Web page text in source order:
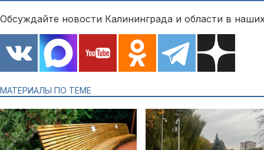
Обсуждайте новости Калининграда и области в
МАТЕРИАЛЫ ПО ТЕМЕ